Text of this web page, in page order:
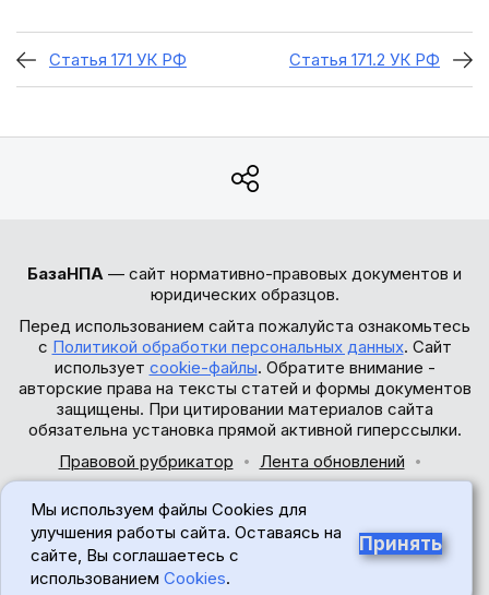
Статья 171 УК РФ Статья 171.2 УК РФ
БазаНПА — сайт нормативно-правовых документов и
юридических образцов.
Перед использованием сайта пожалуйста ознакомьтесь
с Политикой обработки персональных данных. Сайт
использует cookie-файлы. Обратите внимание -
авторские права на тексты статей и формы документов
защищены. При цитировании материалов сайта
обязательна установка прямой активной гиперссылки.
Правовой рубрикатор
Лента обновлений
© 2017-2026
18+
Мы используем файлы Cookies для
улучшения работы сайта. Оставаясь на
сайте, Вы соглашаетесь с
использованием Cookies.
Принять